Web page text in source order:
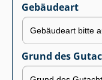
Gebäudeart
Grund des